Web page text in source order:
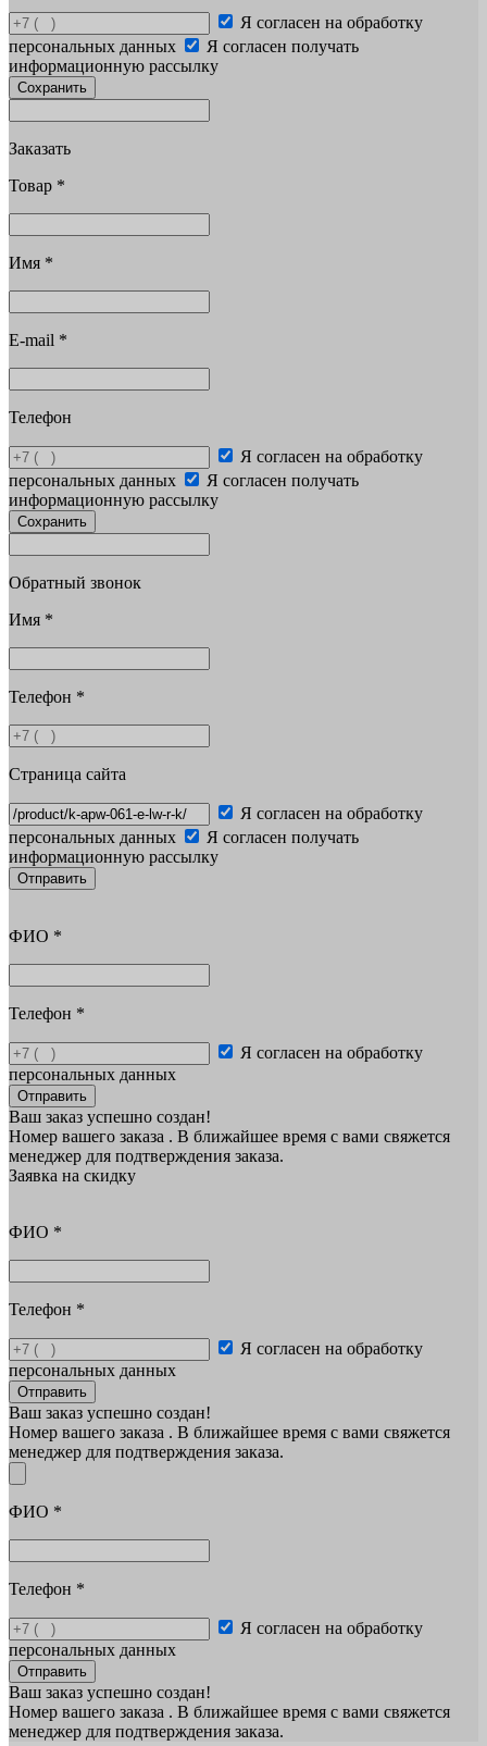
Я согласен на обработку
персональных данных
Я согласен получать
информационную рассылку
Сохранить
Заказать
Товар *
Имя *
E-mail *
Телефон
Я согласен на обработку
персональных данных
Я согласен получать
информационную рассылку
Сохранить
Обратный звонок
Имя *
Телефон *
Страница сайта
Я согласен на обработку
персональных данных
Я согласен получать
информационную рассылку
Отправить
ФИО *
Телефон *
Я согласен на обработку
персональных данных
Отправить
Ваш заказ успешно создан!
Номер вашего заказа . В ближайшее время с вами свяжется
менеджер для подтверждения заказа.
Заявка на скидку
ФИО *
Телефон *
Я согласен на обработку
персональных данных
Отправить
Ваш заказ успешно создан!
Номер вашего заказа . В ближайшее время с вами свяжется
менеджер для подтверждения заказа.
ФИО *
Телефон *
Я согласен на обработку
персональных данных
Отправить
Ваш заказ успешно создан!
Номер вашего заказа . В ближайшее время с вами свяжется
менеджер для подтверждения заказа.